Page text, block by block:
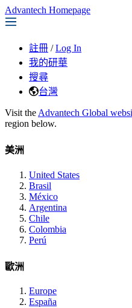
Advantech Homepage
註冊 / Log In
我的研華
搜尋
台灣
Visit the Advantech Global
region below.
美洲
United States
Brasil
México
Argentina
Chile
Colombia
Perú
歐洲
Europe
España